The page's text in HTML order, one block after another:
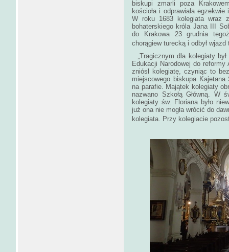
biskupi zmarli poza
kościoła i odprawiała
W roku 1683 kolegiata wraz
bohaterskiego króla Jana III
do Krakowa 23 grudnia
chorągiew turecką i odbył
„Tragicznym dla kolegiaty
Edukacji Narodowej do reformy
zniósł kolegiatę, czyniąc to
miejscowego biskupa Kajetana
na parafie. Majątek kolegiaty
nazwano Szkołą Głów­ną. W
kole­giaty św. Floriana było
już ona nie mogła wrócić do
kolegiata. Przy kolegiacie